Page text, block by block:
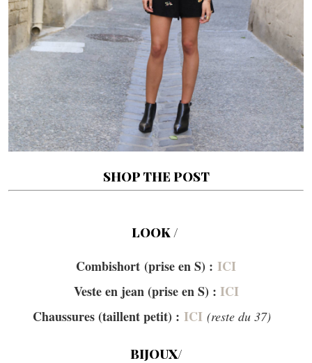
SHOP THE POST
LOOK /
Combishort (prise en S) : ICI
Veste en jean (prise en S) : ICI
Chaussures (taillent petit) : ICI (reste du 37)
BIJOUX/